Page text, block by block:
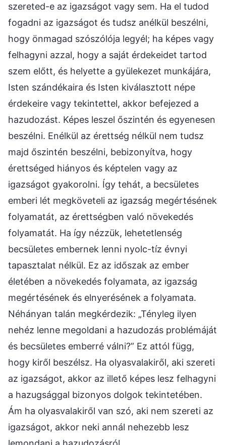
szereted-e az igazságot vagy sem. Ha el tudod
fogadni az igazságot és tudsz anélkül beszélni,
hogy önmagad szószólója legyél; ha képes vagy
felhagyni azzal, hogy a saját érdekeidet tartod
szem előtt, és helyette a gyülekezet munkájára,
Isten szándékaira és Isten kiválasztott népe
érdekeire vagy tekintettel, akkor befejezed a
hazudozást. Képes leszel őszintén és egyenesen
beszélni. Enélkül az érettség nélkül nem tudsz
majd őszintén beszélni, bebizonyítva, hogy
érettséged hiányos és képtelen vagy az
igazságot gyakorolni. Így tehát, a becsületes
emberi lét megköveteli az igazság megértésének
folyamatát, az érettségben való növekedés
folyamatát. Ha így nézzük, lehetetlenség
becsületes embernek lenni nyolc-tíz évnyi
tapasztalat nélkül. Ez az időszak az ember
életében a növekedés folyamata, az igazság
megértésének és elnyerésének a folyamata.
Néhányan talán megkérdezik: „Tényleg ilyen
nehéz lenne megoldani a hazudozás problémáját
és becsületes emberré válni?” Ez attól függ,
hogy kiről beszélsz. Ha olyasvalakiről, aki szereti
az igazságot, akkor az illető képes lesz felhagyni
a hazugsággal bizonyos dolgok tekintetében.
Ám ha olyasvalakiről van szó, aki nem szereti az
igazságot, akkor neki annál nehezebb lesz